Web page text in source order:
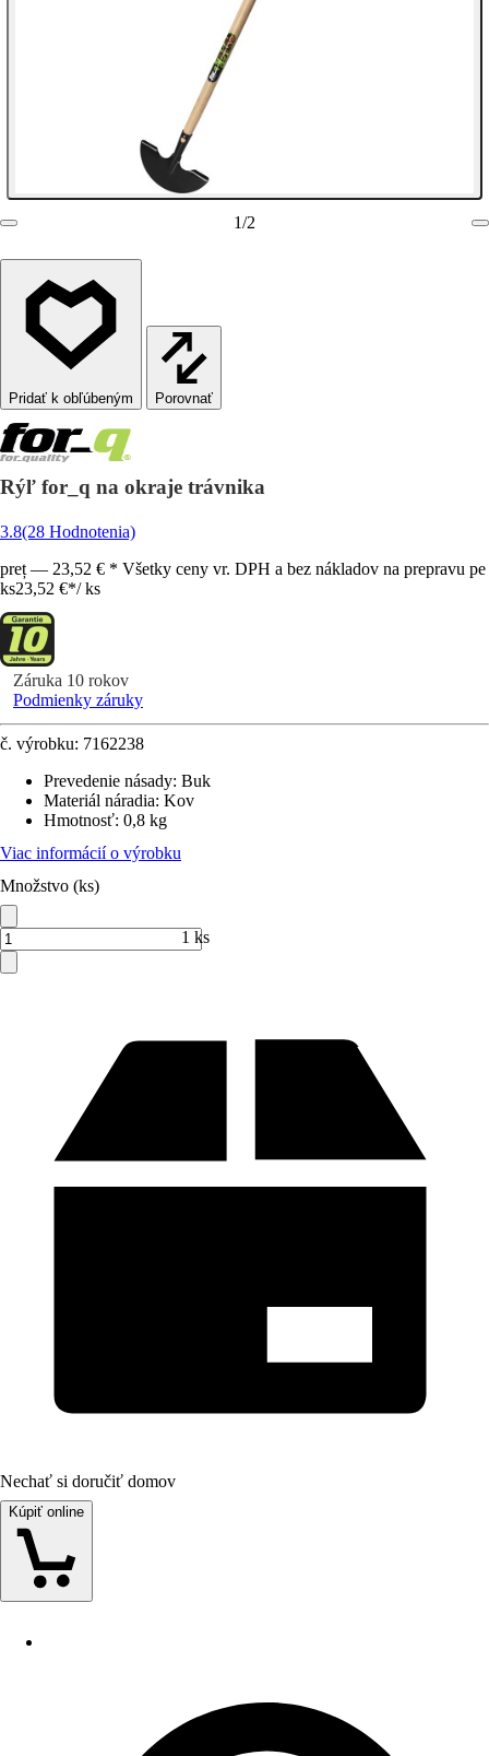
1/2
Porovnať
Rýľ for_q na okraje trávnika
3.8(28 Hodnotenia)
preț — 23,52 € * Všetky ceny vr. DPH a bez nákladov na prepravu pe
ks23,52 €*/ ks
Záruka 10 rokov
Podmienky záruky
č. výrobku: 7162238
Prevedenie násady: Buk
Materiál náradia: Kov
Hmotnosť: 0,8 kg
Viac informácií o výrobku
Množstvo (ks)
1 ks
Nechať si doručiť domov
Kúpiť online